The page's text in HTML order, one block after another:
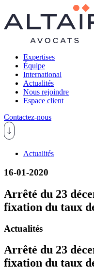
Expertises
Équipe
International
Actualités
Nous rejoindre
Espace client
Contactez-nous
Actualités
16-01-2020
Arrêté du 23
fixation du taux
Actualités
Arrêté du 23
fixation du taux